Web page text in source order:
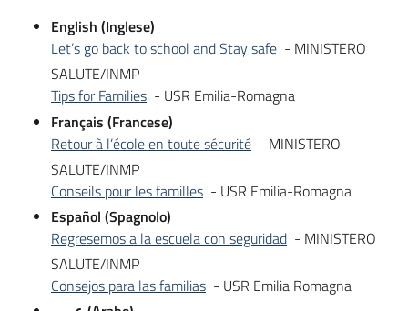
English (Inglese)
Let’s go back to school and Stay safe - MINISTERO
SALUTE/INMP
Tips for Families - USR Emilia-Romagna
Français (Francese)
Retour à l’école en toute sécurité - MINISTERO
SALUTE/INMP
Conseils pour les familles - USR Emilia-Romagna
Español (Spagnolo)
Regresemos a la escuela con seguridad - MINISTERO
SALUTE/INMP
Consejos para las familias - USR Emilia Romagna